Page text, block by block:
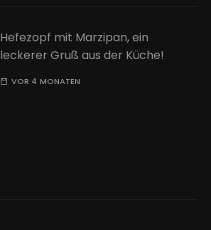
Hefezopf mit Marzipan, ein
leckerer Gruß aus der Küche!
VOR 4 MONATEN